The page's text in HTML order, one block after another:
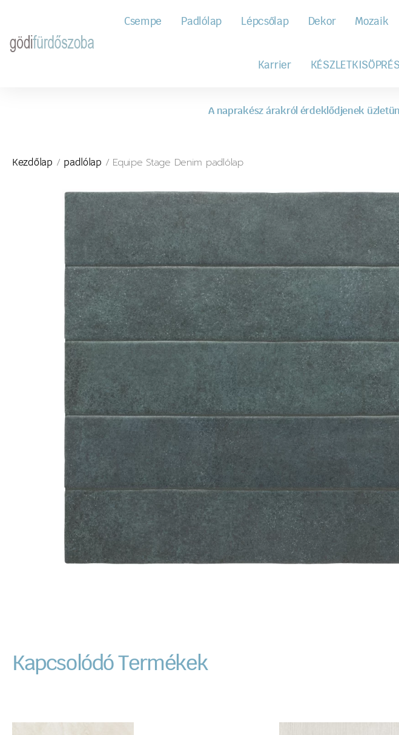
Csempe Padlólap Lépcsőlap Dekor Mozaik
Karrier KÉSZLETKISÖPRÉS
A naprakész árakról érdeklődjenek
Kezdőlap / padlólap / Equipe Stage Denim padlólap
Kapcsolódó Termékek